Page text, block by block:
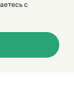
редакторов
с